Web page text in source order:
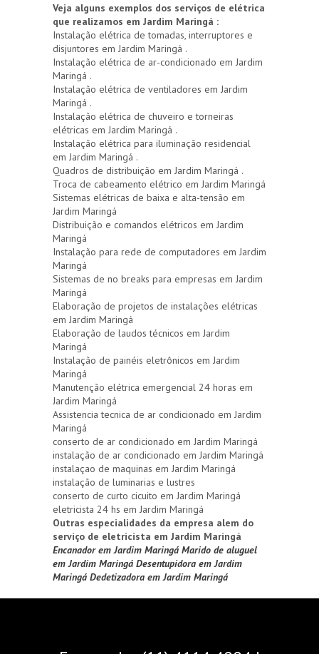
Veja alguns exemplos dos serviços de elétrica
que realizamos em Jardim Maringá :
Instalação elétrica de tomadas, interruptores e
disjuntores em Jardim Maringá .
Instalação elétrica de ar-condicionado em Jardim
Maringá .
Instalação elétrica de ventiladores em Jardim
Maringá .
Instalação elétrica de chuveiro e torneiras
elétricas em Jardim Maringá .
Instalação elétrica para iluminação residencial
em Jardim Maringá .
Quadros de distribuição em Jardim Maringá .
Troca de cabeamento elétrico em Jardim Maringá
Sistemas elétricas de baixa e alta-tensão em
Jardim Maringá
Distribuição e comandos elétricos em Jardim
Maringá
Instalação para rede de computadores em Jardim
Maringá
Sistemas de no breaks para empresas em Jardim
Maringá
Elaboração de projetos de instalações elétricas
em Jardim Maringá
Elaboração de laudos técnicos em Jardim
Maringá
Instalação de painéis eletrônicos em Jardim
Maringá
Manutenção elétrica emergencial 24 horas em
Jardim Maringá
Assistencia tecnica de ar condicionado em Jardim
Maringá
conserto de ar condicionado em Jardim Maringá
instalação de ar condicionado em Jardim Maringá
instalaçao de maquinas em Jardim Maringá
instalação de luminarias e lustres
conserto de curto cicuito em Jardim Maringá
eletricista 24 hs em Jardim Maringá
Outras especialidades da empresa alem do
serviço de eletricista em Jardim Maringá
Encanador em Jardim Maringá Marido de aluguel
em Jardim Maringá Desentupidora em Jardim
Maringá Dedetizadora em Jardim Maringá